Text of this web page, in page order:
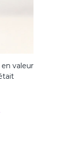
valeur